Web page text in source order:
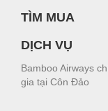
TÌM MUA
DỊCH VỤ
Bamboo Airways
gia tại Côn Đảo